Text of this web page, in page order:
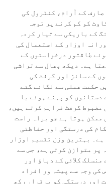
کے آرام، کنٹرول کی
کو کم کرنے پر توجہ
کے باریکی سے تیار کردہ
اوزار کے استعمال کی
طاقتور درخواستوں کے
ہے۔ دیکھ بھال سے تراشی
کے سائز اور گرفٹ کی
حکمت عملی سے لگائے گئے
کو پہنے ہوئے یا
گرفٹ فراہم کرتے ہیں،
ممکن ہوتا ہے جو براہ راست
کی درستگی اور حفاظتی
بہترین وزن تقسیم اوزار
پر متوازن کرتی ہے، جس سے
کلائی کے دباؤ اور
کی وجہ سے پیشہ ور افراد
اور درستگی کو برقرار رکھ